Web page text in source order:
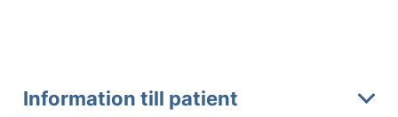
Information till patient